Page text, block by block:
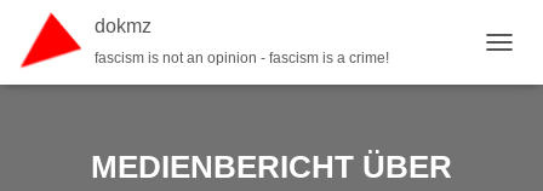
dokmz
fascism is not an opinion - fascism is a crime!
MEDIENBERICHT ÜBER